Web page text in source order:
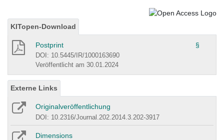
KITopen-Download
Postprint §
DOI: 10.5445/IR/1000163690
Veröffentlicht am 30.01.2024
Externe Links
Originalveröffentlichung
DOI: 10.2316/Journal.202.2014.3.202-3917
Dimensions